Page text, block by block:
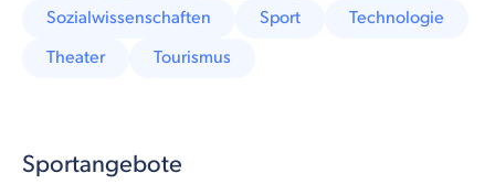
Sozialwissenschaften
Sport
Technologie
Theater
Tourismus
Sportangebote